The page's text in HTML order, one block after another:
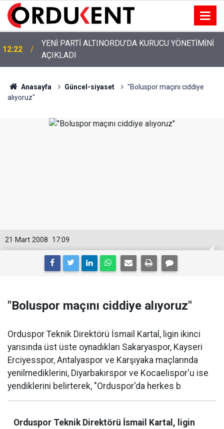
12:22
YENİ PARTİ ALTINORDU’DA KURUCU YÖNETİMİNİ
AÇIKLADI
Anasayfa Güncel-siyaset
"Boluspor maçını ciddiye
alıyoruz"
17:09
21 Mart 2008
"Boluspor maçını ciddiye alıyoruz"
Orduspor Teknik Direktörü İsmail Kartal, ligin ikinci
yarısında üst üste oynadıkları Sakaryaspor, Kayseri
Erciyesspor, Antalyaspor ve Karşıyaka maçlarında
yenilmediklerini, Diyarbakırspor ve Kocaelispor'u ise
yendiklerini belirterek, "Orduspor'da herkes b
Orduspor Teknik Direktörü İsmail Kartal, ligin